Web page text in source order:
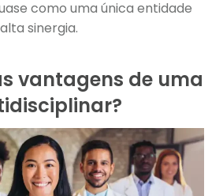
como uma única entidade
sinergia.
vantagens de uma